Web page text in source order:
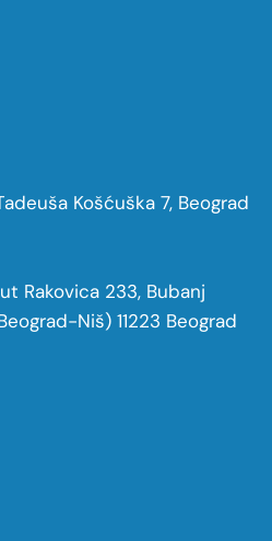
Košćuška 7, Beograd
Rakovica 233, Bubanj
Niš) 11223 Beograd